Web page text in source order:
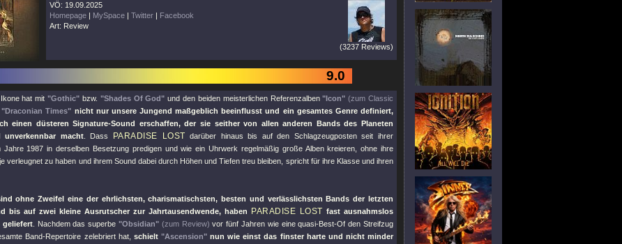
VÖ: 19.09.2025
Homepage | MySpace | Twitter | Facebook
Art: Review
(3237 Reviews)
9.0
hat mit"Gothic" bzw. "Shades Of God" und den beiden meisterlichen Referenzalben"Icon" (zum Classic
"Draconian Times" nicht nur unsere Jungend maßgeblich beeinflusst und ein gesamtes Genre definiert,
einen düsteren Signature-Sound erschaffen, der sie seither von allen anderen Bands des Planeten
unverkennbar macht. Dass PARADISE LOST darüber hinaus bis auf den Schlagzeugposten seit ihrer
Jahre 1987 in derselben Besetzung predigen und wie ein Uhrwerk regelmäßig große Alben kreieren, ohne ihre
verleugnet zu haben und ihrem Sound dabei durch Höhen und Tiefen treu bleiben, spricht für ihre Klasse und ihren
ohne Zweifel eine der ehrlichsten, charismatischsten, besten und verlässlichsten Bands der letzten
bis auf zwei kleine Ausrutscher zur Jahrtausendwende, haben
PARADISE LOST fast ausnahmslos
geliefert. Nachdem das superbe"Obsidian" (zum Review) vor fünf Jahren wie eine quasi-Best-Of den Streifzug
Band-Repertoire zelebriert hat, schielt "Ascension"nun wie einst das finster harte und nicht minder